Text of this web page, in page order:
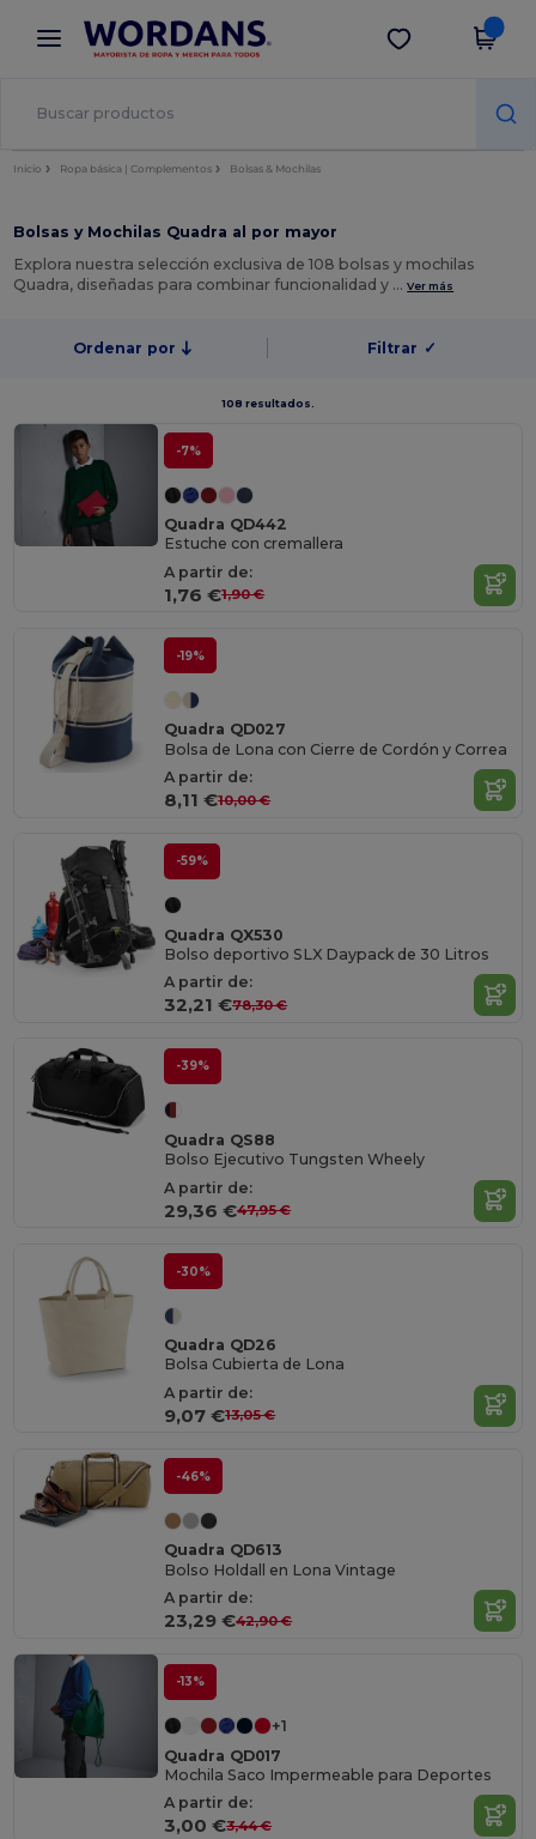
× App de Wordans
¡Mejores precios en app!
Descargar app
Inicio Ropa básica | Complementos Bolsas & Mochilas
Bolsas y Mochilas Quadra al por mayor
Explora nuestra selección exclusiva de 108 bolsas y mochilas
Quadra, diseñadas para combinar funcionalidad y …Ver más
Ordenar por Filtrar ✓
108 resultados.
-7%
Quadra QD442
Estuche con cremallera
A partir de:
1,76 €1,90 €
-19%
Quadra QD027
Bolsa de Lona con Cierre de Cordón y Correa
A partir de:
8,11 €10,00 €
-59%
Quadra QX530
Bolso deportivo SLX Daypack de 30 Litros
A partir de:
32,21 €78,30 €
-39%
Quadra QS88
Bolso Ejecutivo Tungsten Wheely
A partir de:
29,36 €47,95 €
-30%
Quadra QD26
Bolsa Cubierta de Lona
A partir de:
9,07 €13,05 €
-46%
Quadra QD613
Bolso Holdall en Lona Vintage
A partir de:
23,29 €42,90 €
-13%
+1
Quadra QD017
Mochila Saco Impermeable para Deportes
A partir de:
3,00 €3,44 €